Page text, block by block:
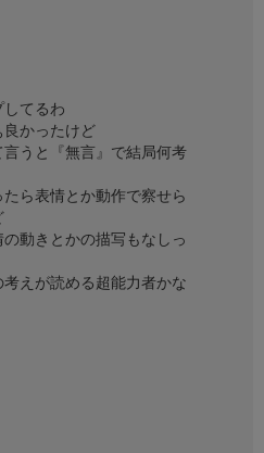
てるわ
良かったけど
うと『無言』で結局何考
ら表情とか動作で察せら
動きとかの描写もなしっ
えが読める超能力者かな